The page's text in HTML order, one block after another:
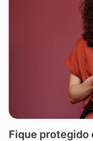
Fique protegido